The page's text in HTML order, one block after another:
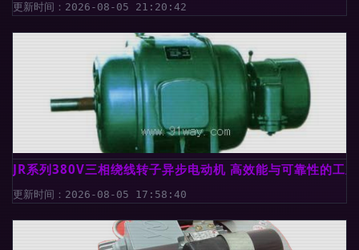
更新时间：2026-08-05 21:20:42
JR系列380V三相绕线转子异步电动机 高效能与可靠性的工
更新时间：2026-08-05 17:58:40